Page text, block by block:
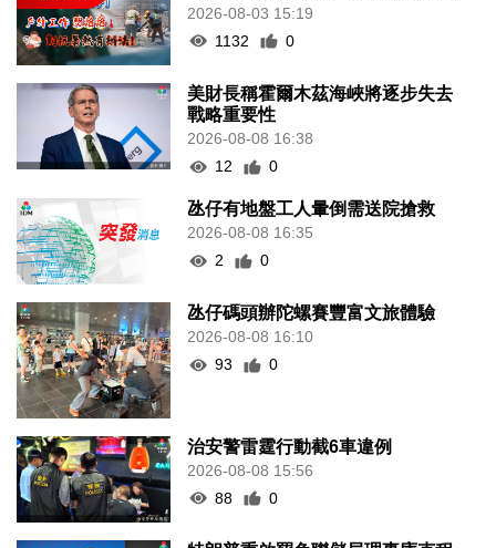
2026-08-03 15:19
1132
0
美財長稱霍爾木茲海峽將逐步失去
戰略重要性
2026-08-08 16:38
12
0
氹仔有地盤工人暈倒需送院搶救
2026-08-08 16:35
2
0
氹仔碼頭辦陀螺賽豐富文旅體驗
2026-08-08 16:10
93
0
治安警雷霆行動截6車違例
2026-08-08 15:56
88
0